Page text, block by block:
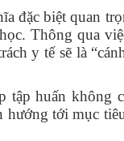
đặc biệt quan
Thông qua
y tế sẽ là
tập huấn không
tới mục